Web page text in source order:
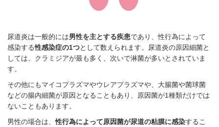
尿道炎は一般的には男性を主とする疾患であり、性行為によって
感染する性感染症の1つとして数えられます。尿道炎の原因細菌と
しては、クラミジアが最も多く、次いで淋菌が多いとされていま
す。
その他にもマイコプラズマやウレアプラズマや、大腸菌や菌球菌
などの腸内細菌が原因となることもあり、原因菌が1種類だけでは
ないこともあります。
男性の場合は、性行為によって原因菌が尿道の粘膜に感染するこ